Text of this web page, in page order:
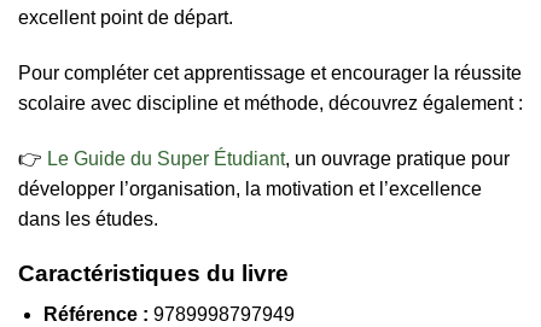
excellent point de départ.
Pour compléter cet apprentissage et encourager la réussite
scolaire avec discipline et méthode, découvrez également :
👉 Le Guide du Super Étudiant, un ouvrage pratique pour
développer l’organisation, la motivation et l’excellence
dans les études.
Caractéristiques du livre
Référence : 9789998797949